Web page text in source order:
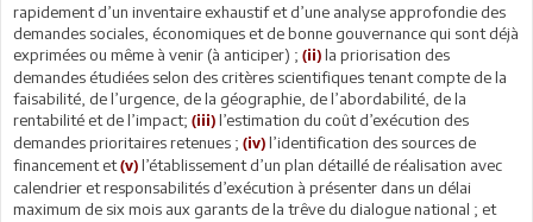
rapidement d’un inventaire exhaustif et d’une analyse approfondie des
demandes sociales, économiques et de bonne gouvernance qui sont déjà
exprimées ou même à venir (à anticiper) ; (ii) la priorisation des
demandes étudiées selon des critères scientifiques tenant compte de la
faisabilité, de l’urgence, de la géographie, de l’abordabilité, de la
rentabilité et de l’impact; (iii) l’estimation du coût d’exécution des
demandes prioritaires retenues ; (iv) l’identification des sources de
financement et(v) l’établissement d’un plan détaillé de réalisation avec
calendrier et responsabilités d’exécution à présenter dans un délai
maximum de six mois aux garants de la trêve du dialogue national ; et